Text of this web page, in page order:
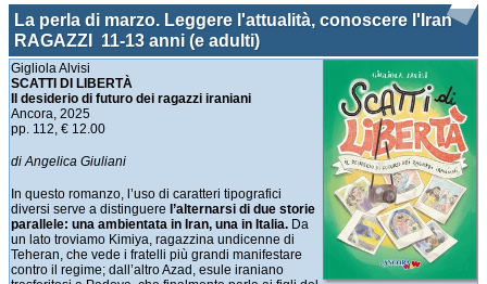
La perla di marzo. Leggere l'attualità, conoscere l'Iran
RAGAZZI 11-13 anni (e adulti)
Gigliola Alvisi
SCATTI DI LIBERTÀ
Il desiderio di futuro dei ragazzi iraniani
Ancora, 2025
pp. 112, € 12.00
di Angelica Giuliani
In questo romanzo, l’uso di caratteri tipografici
diversi serve a distinguere l’alternarsi di due storie
parallele: una ambientata in Iran, una in Italia. Da
un lato troviamo Kimiya, ragazzina undicenne di
Teheran, che vede i fratelli più grandi manifestare
contro il regime; dall’altro Azad, esule iraniano